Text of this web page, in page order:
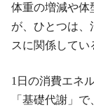
体重の増減や体
が、ひとつは、
スに関係してい
1日の消費エネ
「基礎代謝」